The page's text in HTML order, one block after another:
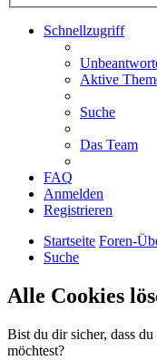
Schnellzugriff
Aktive
Suche
Das Team
FAQ
Anmelden
Registrieren
Startseite Foren-
Suche
Alle Cookies
Bist du dir sicher, dass
möchtest?